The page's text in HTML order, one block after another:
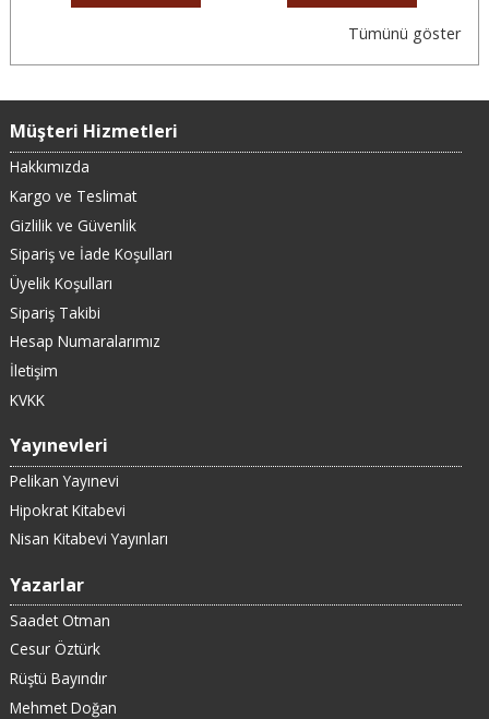
Tümünü göster
Müşteri Hizmetleri
Hakkımızda
Kargo ve Teslimat
Gizlilik ve Güvenlik
Sipariş ve İade Koşulları
Üyelik Koşulları
Sipariş Takibi
Hesap Numaralarımız
İletişim
KVKK
Yayınevleri
Pelikan Yayınevi
Hipokrat Kitabevi
Nisan Kitabevi Yayınları
Yazarlar
Saadet Otman
Cesur Öztürk
Rüştü Bayındır
Mehmet Doğan